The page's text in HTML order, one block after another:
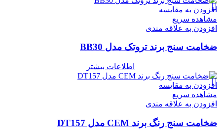
افزودن به مقایسه
مشاهده سریع
افزودن به علاقه مندی
ضخامت سنج برند تروتک مدل BB30
اطلاعات بیشتر
افزودن به مقایسه
مشاهده سریع
افزودن به علاقه مندی
ضخامت سنج رنگ برند CEM مدل DT157